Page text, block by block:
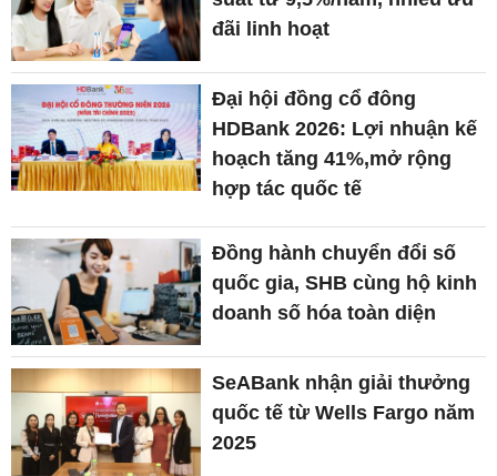
đãi linh hoạt
Đại hội đồng cổ đông
HDBank 2026: Lợi nhuận kế
hoạch tăng 41%,mở rộng
hợp tác quốc tế
Đồng hành chuyển đổi số
quốc gia, SHB cùng hộ kinh
doanh số hóa toàn diện
SeABank nhận giải thưởng
quốc tế từ Wells Fargo năm
2025